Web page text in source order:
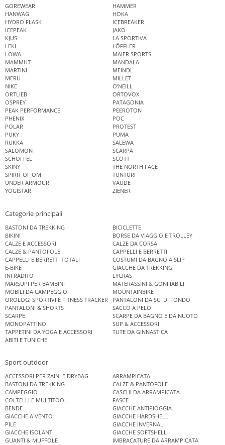
GOREWEAR
HAMMER
HANWAG
HOKA
HYDRO FLASK
ICEBREAKER
ICEPEAK
JAKO
KJUS
LA SPORTIVA
LEKI
LÖFFLER
LOWA
MAIER SPORTS
MAMMUT
MANDALA
MARTINI
MEINDL
MERU
MILLET
NIKE
O'NEILL
ORTLIEB
ORTOVOX
OSPREY
PATAGONIA
PEAK PERFORMANCE
PEEROTON
PHENIX
POC
POLAR
PROTEST
PUKY
PUMA
RUKKA
SALEWA
SALOMON
SCARPA
SCHÖFFEL
SCOTT
SKINY
THE NORTH FACE
SPIRIT OF OM
TUNTURI
UNDER ARMOUR
VAUDE
YOGISTAR
ZIENER
Categorie principali
BASTONI DA TREKKING
BICICLETTE
BIKINI
BORSE DA VIAGGIO E TROLLEY
CALZE E ACCESSORI
CALZE DA CORSA
CALZE & PANTOFOLE
CAPPELLI E BERRETTI
CAPPELLI E BERRETTI TOTALI
COSTUMI DA BAGNO A SLIP
E-BIKE
GIACCHE DA TREKKING
INFRADITO
LYCRAS
MARSUPI PER BAMBINI
MATERASSINI & GONFIABILI
MOBILI DA CAMPEGGIO
MOUNTAINBIKE
OROLOGI SPORTIVI E FITNESS TRACKER
PANTALONI DA SCI DI FONDO
PANTALONI & SHORTS
SACCO A PELO
SCARPE
SCARPE DA BAGNO E DA NUOTO
MONOPATTINO
SUP & ACCESSORI
TAPPETINI DA YOGA E ACCESSORI
TUTE DA GINNASTICA
ABITI E TUNICHE
Sport outdoor
ACCESSORI PER ZAINI E DRYBAG
ARRAMPICATA
BASTONI DA TREKKING
CALZE & PANTOFOLE
CAMPEGGIO
CASCHI DA ARRAMPICATA
COLTELLI E MULTITOOL
FASCE
BENDE
GIACCHE ANTIPIOGGIA
GIACCHE A VENTO
GIACCHE HARDSHELL
PILE
GIACCHE INVERNALI
GIACCHE ISOLANTI
GIACCHE SOFTSHELL
GUANTI & MUFFOLE
IMBRACATURE DA ARRAMPICATA